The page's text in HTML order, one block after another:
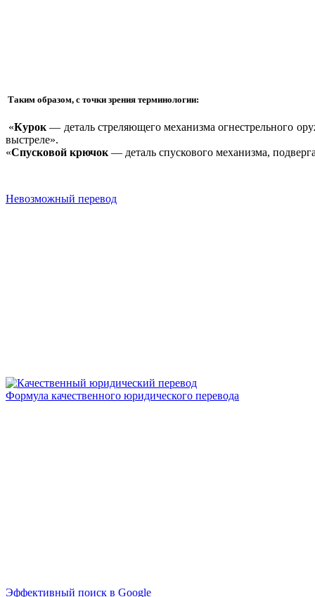
Таким образом, с точки зрения терминологии:
«Курок— деталь стреляющего механизма огнестрельного
выстреле».
«Спусковой крючок — деталь спускового механизма,
Невозможный перевод
Формула качественного юридического перевода
Эффективный поиск в Google